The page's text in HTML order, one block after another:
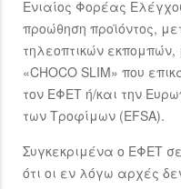
Ενιαίος Φορέας
προώθηση προϊόντος,
τηλεοπτικών
«CHOCO SLIM» που
τον ΕΦΕΤ ή/και την
των Τροφίμων (EFSA).
Συγκεκριμένα ο ΕΦΕΤ
ότι οι εν λόγω αρχές